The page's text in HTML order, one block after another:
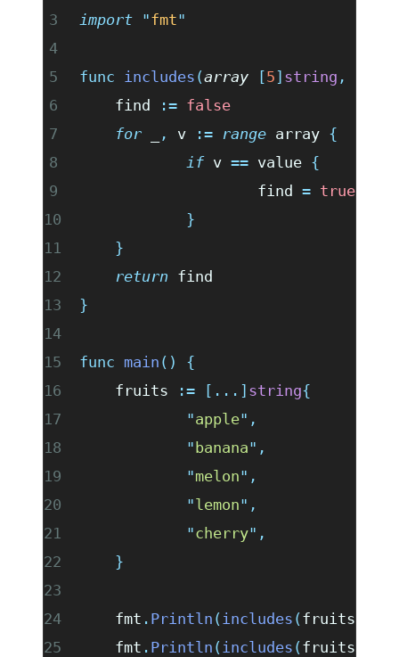
import "fmt"
func includes (array [5] string ,
	find
:= false
	for
, v := range array {
		if
v == value {
			find
= true
		}
	}
	return
find
}
func main ()
{
	fruits
:= [...] string{
		"
apple" ,
		"
banana" ,
		"
melon" ,
		"
lemon" ,
		"
cherry" ,
	}
	fmt
. Println ( includes (fruits
	fmt
. Println ( includes (fruits